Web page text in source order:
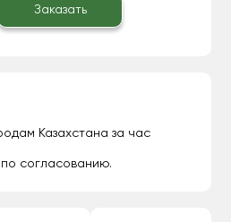
Заказать
Казахстана за час
согласованию.